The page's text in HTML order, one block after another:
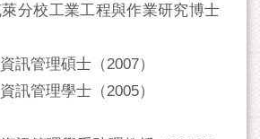
分校工業工程與作業研究博士
訊管理碩士（2007）
訊管理學士（2005）